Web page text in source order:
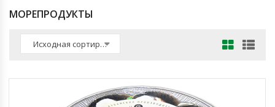
МОРЕПРОДУКТЫ
Исходная сортировка